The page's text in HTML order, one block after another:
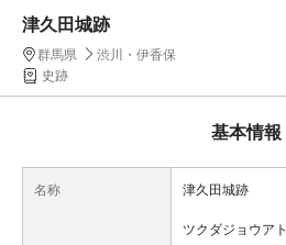
津久田城跡
群馬県
渋川・伊香保
史跡
基本情報
名称 津久田城跡
ツクダジョウアト